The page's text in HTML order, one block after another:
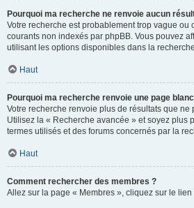
Pourquoi ma recherche ne renvoie aucun
Votre recherche est probablement trop vague ou
courants non indexés par phpBB. Vous pouvez
utilisant les options disponibles dans la
Haut
Pourquoi ma recherche renvoie une page
Votre recherche renvoie plus de résultats que ne
Utilisez la « Recherche avancée » et soyez plus
termes utilisés et des forums concernés par la
Haut
Comment rechercher des membres ?
Allez sur la page « Membres », cliquez sur le